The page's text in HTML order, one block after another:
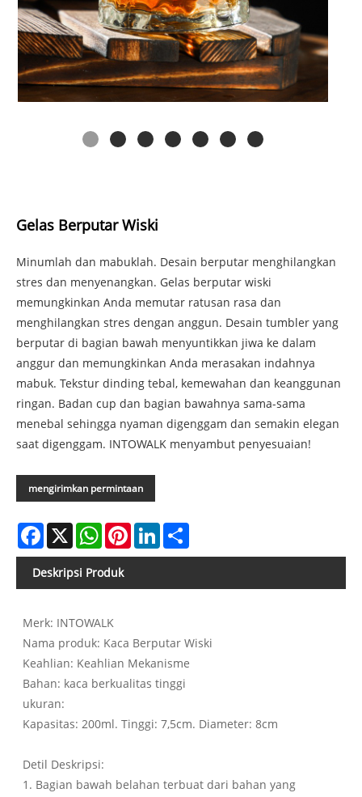
Gelas Berputar Wiski
Minumlah dan mabuklah. Desain berputar menghilangkan
stres dan menyenangkan. Gelas berputar wiski
memungkinkan Anda memutar ratusan rasa dan
menghilangkan stres dengan anggun. Desain tumbler yang
berputar di bagian bawah menyuntikkan jiwa ke dalam
anggur dan memungkinkan Anda merasakan indahnya
mabuk. Tekstur dinding tebal, kemewahan dan keanggunan
ringan. Badan cup dan bagian bawahnya sama-sama
menebal sehingga nyaman digenggam dan semakin elegan
saat digenggam. INTOWALK menyambut penyesuaian!
mengirimkan permintaan
Facebook
X WhatsAppPinterestLinkedIn
Deskripsi Produk
Merk: INTOWALK
Nama produk: Kaca Berputar Wiski
Keahlian: Keahlian Mekanisme
Bahan: kaca berkualitas tinggi
ukuran:
Kapasitas: 200ml. Tinggi: 7,5cm. Diameter: 8cm
Detil Deskripsi:
1. Bagian bawah belahan terbuat dari bahan yang